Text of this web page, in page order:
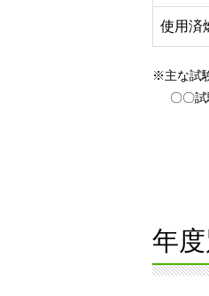
使用済
※主な試
〇〇
年